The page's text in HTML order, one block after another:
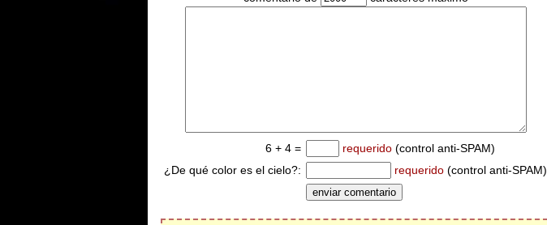
6 + 4 = requerido (control anti-SPAM)
¿De qué color es el cielo?:
requerido (control anti-SPAM)